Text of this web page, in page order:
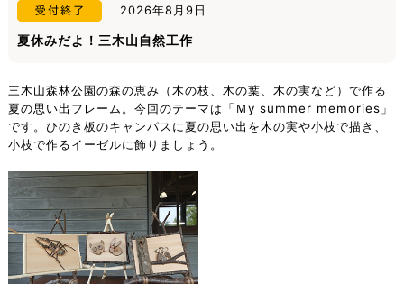
2026年8月9日
夏休みだよ！三木山自然工作
三木山森林公園の森の恵み（木の枝、木の葉、木の実など）で作る
夏の思い出フレーム。今回のテーマは「Ｍy summer memories」
です。ひのき板のキャンパスに夏の思い出を木の実や小枝で描き、
小枝で作るイーゼルに飾りましょう。